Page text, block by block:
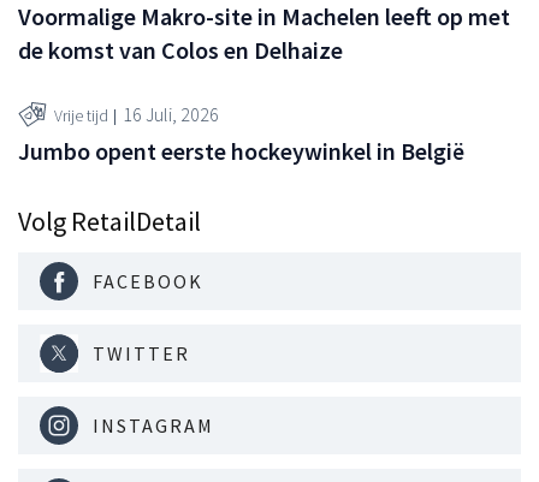
Voormalige Makro-site in Machelen leeft op met
de komst van Colos en Delhaize
Vrije tijd 16 Juli, 2026
Jumbo opent eerste hockeywinkel in België
Volg RetailDetail
FACEBOOK
TWITTER
INSTAGRAM